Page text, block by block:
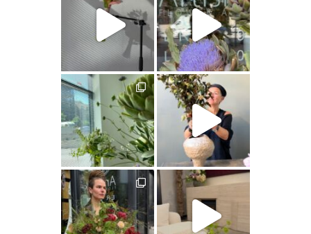
artishokflow artishokflow
artishokflow artishokflow